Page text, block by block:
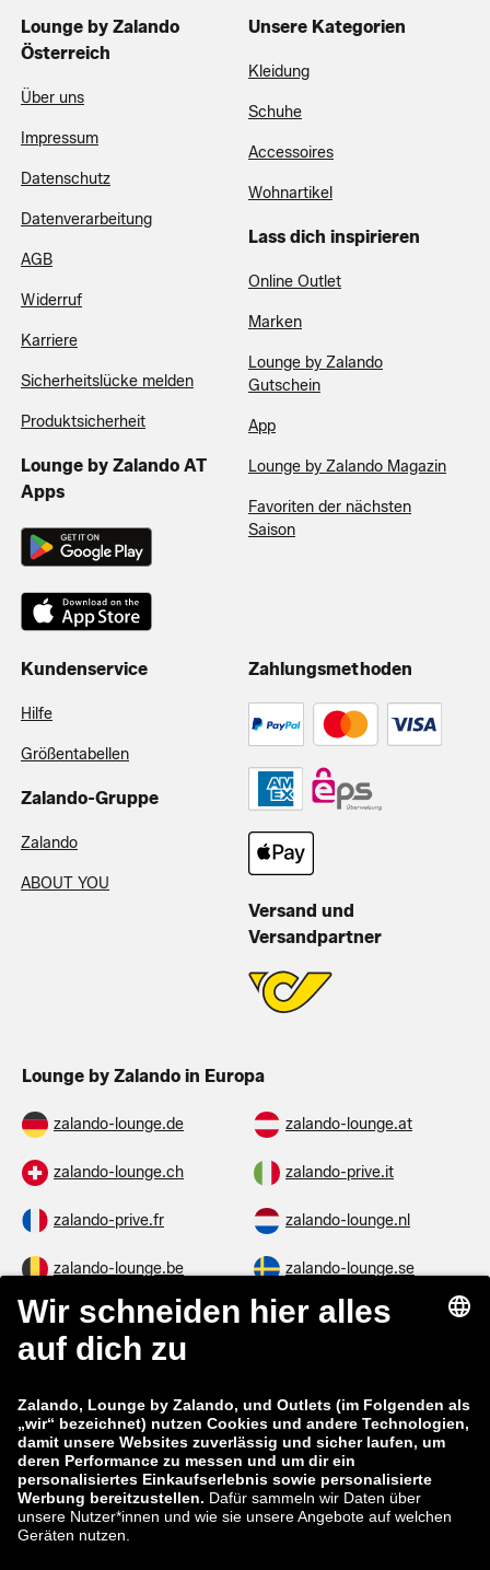
Lounge by Zalando
Österreich
Über uns
Impressum
Datenschutz
Datenverarbeitung
AGB
Widerruf
Karriere
Sicherheitslücke melden
Produktsicherheit
Lounge by Zalando AT
Apps
Unsere Kategorien
Kleidung
Schuhe
Accessoires
Wohnartikel
Lass dich inspirieren
Online Outlet
Marken
Lounge by Zalando
Gutschein
App
Lounge by Zalando Magazin
Favoriten der nächsten
Saison
Kundenservice
Hilfe
Größentabellen
Zalando-Gruppe
Zalando
ABOUT YOU
Zahlungsmethoden
Versand und
Versandpartner
Lounge by Zalando in Europa
zalando-lounge.de zalando-lounge.at
zalando-lounge.ch zalando-prive.it
zalando-prive.fr zalando-lounge.nl
zalando-lounge.be zalando-lounge.se
zalando-lounge.fi zalando-lounge.dk
zalando-lounge.co.uk
zalando-prive.es zalando-lounge.cz
zalando-lounge.lt zalando-lounge.sk
zalando-lounge.ro zalando-lounge.hr